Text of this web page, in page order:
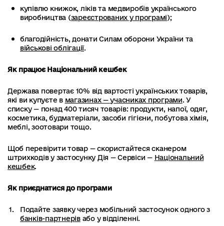
купівлю книжок, ліків та медвиробів українського
виробництва (зареєстрованих у програмі);
благодійність, донати Силам оборони України та
військові облігації.
Як працює Національний кешбек
Держава повертає 10% від вартості українських товарів,
які ви купуєте в магазинах — учасниках програми. У
списку — понад 400 тисяч товарів: продукти, напої, одяг,
косметика, будматеріали, засоби гігієни, побутова хімія,
меблі, зоотовари тощо.
Щоб перевірити товар — скористайтеся сканером
штрихкодів у застосунку Дія — Сервіси — Національний
кешбек.
Як приєднатися до програми
Подайте заявку через мобільний застосунок одного з
банків-партнерівабо у відділенні.